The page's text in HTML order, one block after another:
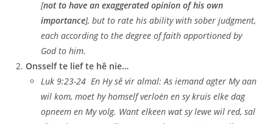
[not to have an exaggerated opinion of his own
importance], but to rate his ability with sober judgment,
each according to the degree of faith apportioned by
God to him.
Onsself te lief te hê nie…
Luk 9:23-24 En Hy sê vir almal: As iemand agter My aan
wil kom, moet hy homself verloën en sy kruis elke dag
opneem en My volg. Want elkeen wat sy lewe wil red, sal